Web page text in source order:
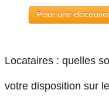
Pour une
Locataires : quelles
votre disposition sur